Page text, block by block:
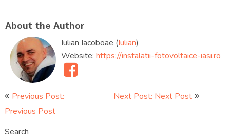
About the Author
Iulian Iacoboae (Iulian)
Website: https://instalatii-fotovoltaice-iasi.ro
Post
navigation
Previous Post:
Previous Post
Next Post: Next Post
Search